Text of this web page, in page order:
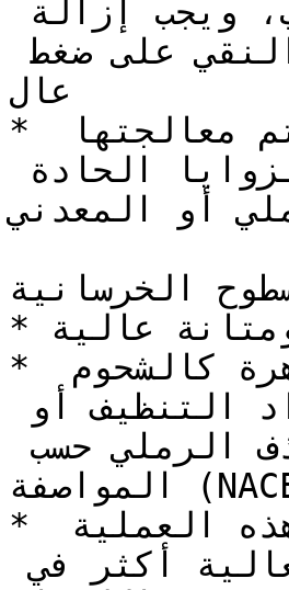
عال
* فإن وجدت عيوب تصنيعية كآثار اللحام يتم معالجتها
أو المعدني.
الخرسانية :
* يجب أن يكون السطح ذو صلابة ومتانة عالية.
* يجب إزالة جميع شوائب السطح الظاهرة كالشحوم
المواصفة (NACE
* ويزيل الطبقات الهشة من الخرسانة. وهذه العملية
تفتح الثقوب والمسامات مما يمنح فعالية أكثر في